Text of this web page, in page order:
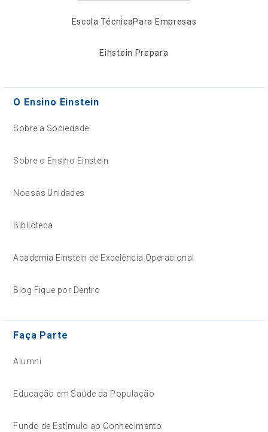
Escola TécnicaPara Empresas
Einstein Prepara
O Ensino Einstein
Sobre a Sociedade
Sobre o Ensino Einstein
Nossas Unidades
Biblioteca
Academia Einstein de Excelência Operacional
Blog Fique por Dentro
Faça Parte
Alumni
Educação em Saúde da População
Fundo de Estímulo ao Conhecimento